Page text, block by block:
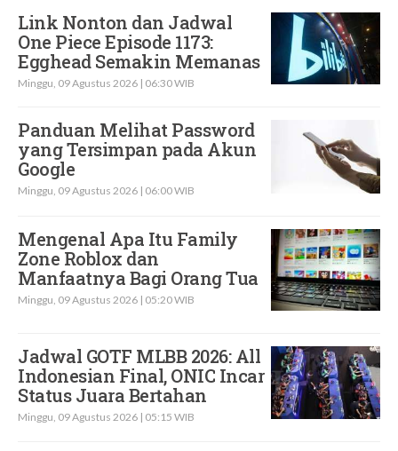
Link Nonton dan Jadwal
One Piece Episode 1173:
Egghead Semakin Memanas
Minggu, 09 Agustus 2026 | 06:30 WIB
Panduan Melihat Password
yang Tersimpan pada Akun
Google
Minggu, 09 Agustus 2026 | 06:00 WIB
Mengenal Apa Itu Family
Zone Roblox dan
Manfaatnya Bagi Orang Tua
Minggu, 09 Agustus 2026 | 05:20 WIB
Jadwal GOTF MLBB 2026: All
Indonesian Final, ONIC Incar
Status Juara Bertahan
Minggu, 09 Agustus 2026 | 05:15 WIB